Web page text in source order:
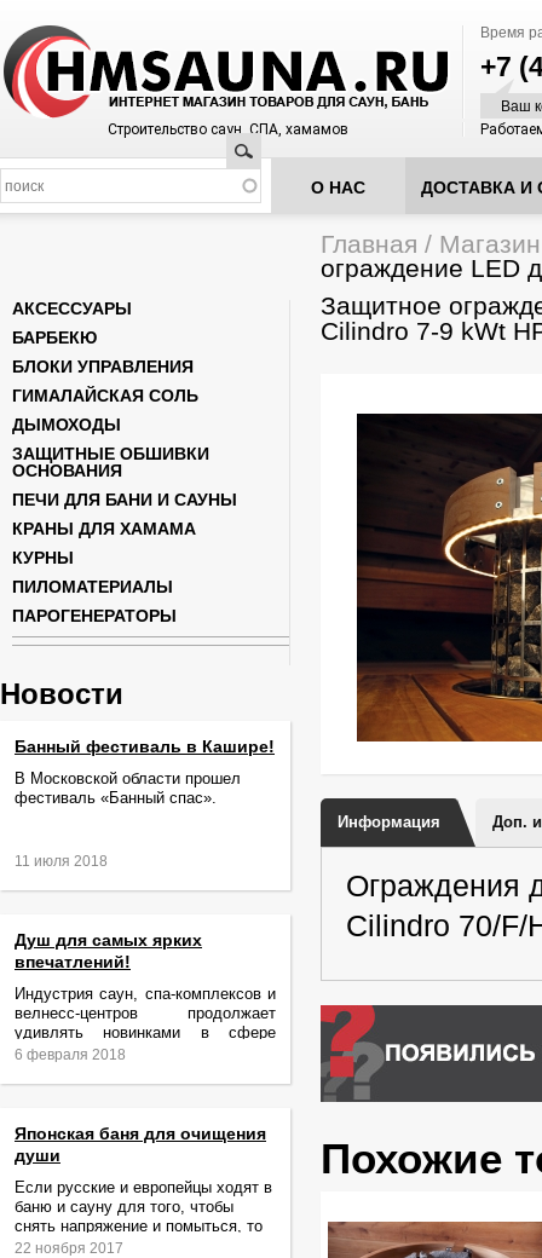
Время
+7
Ваш
Строительство саун, СПА, хамамов
Поиск
О НАС ДОСТАВКА И
Вы здесь
Главная / Магазин
ограждение LED
Защитное
Cilindro 7-9 kWt
Информация Доп.
Ограждения
Cilindro 70/F/
Похожие
АКСЕССУАРЫ
БАРБЕКЮ
БЛОКИ УПРАВЛЕНИЯ
ГИМАЛАЙСКАЯ СОЛЬ
ДЫМОХОДЫ
ЗАЩИТНЫЕ ОБШИВКИ
ОСНОВАНИЯ
ПЕЧИ ДЛЯ БАНИ И САУНЫ
КРАНЫ ДЛЯ ХАМАМА
КУРНЫ
ПИЛОМАТЕРИАЛЫ
ПАРОГЕНЕРАТОРЫ
Новости
Банный фестиваль в Кашире!
В Московской области прошел
фестиваль «Банный спас».
11 июля 2018
Душ для самых ярких
впечатлений!
Индустрия саун, спа-комплексов и
велнесс-центров продолжает
удивлять новинками в сфере
релаксации и ухода за телом.
6 февраля 2018
Японская баня для очищения
души
Если русские и европейцы ходят в
баню и сауну для того, чтобы
снять напряжение и помыться, то
жители Японии идут туда за
22 ноября 2017